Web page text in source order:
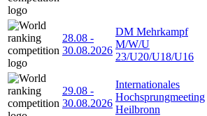
28.08 -
30.08.2026
DM Mehrkampf
M/W/U
23/U20/U18/U16
29.08 -
30.08.2026
Internationales
Hochsprungmeeting
Heilbronn